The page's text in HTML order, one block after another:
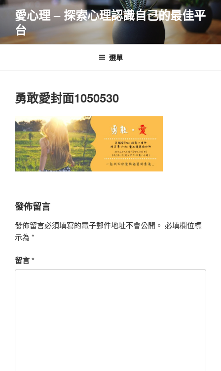
跳
要
愛心理 – 探索心理認識自己的最佳平
台
選單
勇敢愛封面1050530
發佈留言
發佈留言必須填寫的電子郵件地址不會公開。 必填欄位標
示為 *
留言*